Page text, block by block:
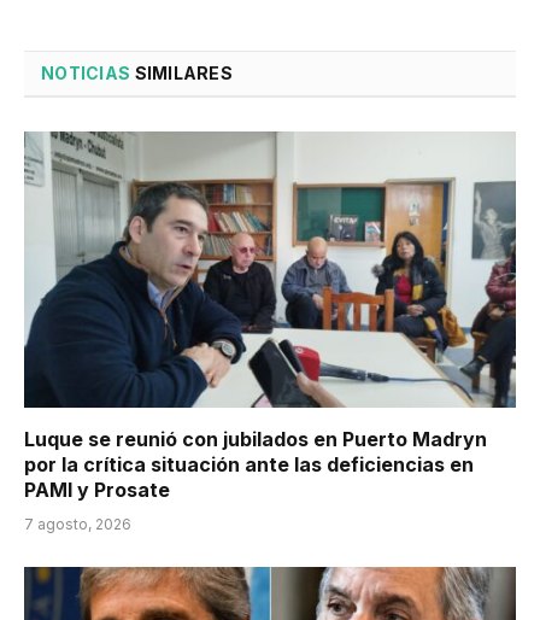
NOTICIAS SIMILARES
Luque se reunió con jubilados en Puerto Madryn
por la crítica situación ante las deficiencias en
PAMI y Prosate
7 agosto, 2026